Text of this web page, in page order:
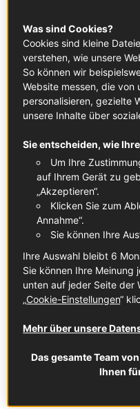
© ©Jacques Kleynhans
Nützlinge sind aus der
Landwirte bei der
Bestände und das
Garant sie sind, wurden
die Natur, insbesondere
Pflanzenschutzmitteln, in
ermöglicht es der
dezimieren. So kann sich
schwarz-gelb gestreiftes
Blattläuse einverleiben,
Ernte verwüsten können.
zunächst einmal die
Was sind Cookies?
Cookies sind kleine
verstehen, wie unsere
So können wir
Website messen, die von
personalisieren, gezielte
unsere Inhalte über
Sie entscheiden, wie
Um Ihre
auf Ihrem Gerät zu
„Akzeptieren“.
Klicken Sie zum
Annahme“.
Sie können Ihre
Ihre Auswahl bleibt 6
Sie können Ihre Meinung
unten auf jeder Seite der
„Cookie-Einstellungen“
Mehr über unsere
Das gesamte Team
Ihnen